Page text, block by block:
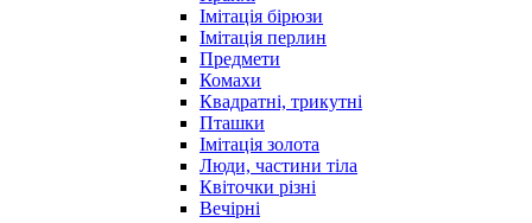
Імітація бірюзи
Імітація перлин
Предмети
Комахи
Квадратні, трикутні
Пташки
Імітація золота
Люди, частини тіла
Квіточки різні
Вечірні